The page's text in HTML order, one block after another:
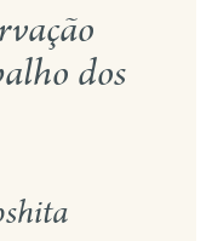
dos